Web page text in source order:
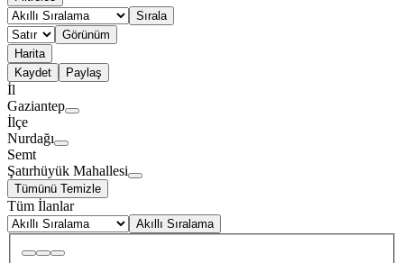
Sırala
Görünüm
Harita
Kaydet
Paylaş
İl
Gaziantep
İlçe
Nurdağı
Semt
Şatırhüyük Mahallesi
Tümünü Temizle
Tüm İlanlar
Akıllı Sıralama